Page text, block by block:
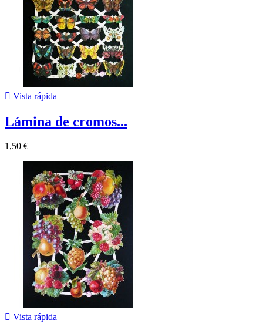
 Vista rápida
Lámina de cromos...
1,50 €
 Vista rápida